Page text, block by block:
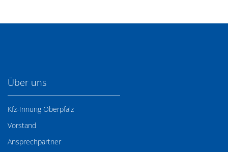
Über uns
Kfz-Innung Oberpfalz
Vorstand
Ansprechpartner